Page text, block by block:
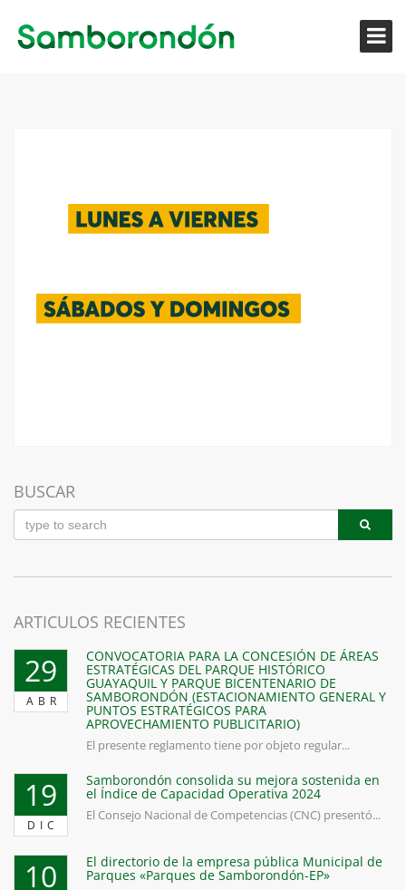
BUSCAR
ARTICULOS RECIENTES
29
ABR
CONVOCATORIA PARA LA CONCESIÓN DE ÁREAS
ESTRATÉGICAS DEL PARQUE HISTÓRICO
GUAYAQUIL Y PARQUE BICENTENARIO DE
SAMBORONDÓN (ESTACIONAMIENTO GENERAL Y
PUNTOS ESTRATÉGICOS PARA
APROVECHAMIENTO PUBLICITARIO)
El presente reglamento tiene por objeto regular...
19
DIC
Samborondón consolida su mejora sostenida en
el Índice de Capacidad Operativa 2024
El Consejo Nacional de Competencias (CNC) presentó...
10 El directorio de la empresa pública Municipal de
Parques «Parques de Samborondón-EP»